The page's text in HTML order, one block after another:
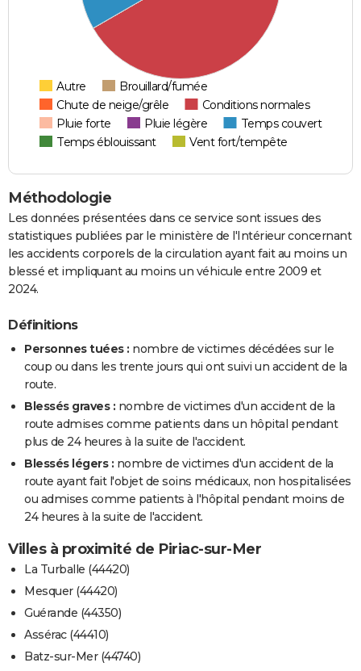
Autre
Brouillard/fumée
Chute de neige/grêle
Conditions normales
Pluie forte
Pluie légère
Temps couvert
Temps éblouissant
Vent fort/tempête
Méthodologie
Les données présentées dans ce service sont issues des
statistiques publiées par le ministère de l'Intérieur concernant
les accidents corporels de la circulation ayant fait au moins un
blessé et impliquant au moins un véhicule entre 2009 et
2024.
Définitions
Personnes tuées : nombre de victimes décédées sur le
coup ou dans les trente jours qui ont suivi un accident de la
route.
Blessés graves : nombre de victimes d'un accident de la
route admises comme patients dans un hôpital pendant
plus de 24 heures à la suite de l'accident.
Blessés légers : nombre de victimes d'un accident de la
route ayant fait l'objet de soins médicaux, non hospitalisées
ou admises comme patients à l'hôpital pendant moins de
24 heures à la suite de l'accident.
Villes à proximité de Piriac-sur-Mer
La Turballe (44420)
Mesquer (44420)
Guérande (44350)
Assérac (44410)
Batz-sur-Mer (44740)